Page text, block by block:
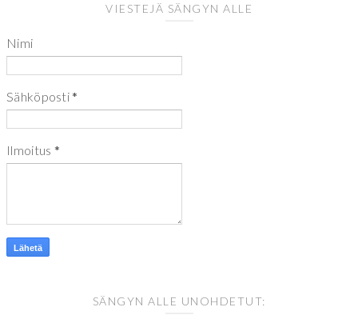
VIESTEJÄ SÄNGYN ALLE
Nimi
Sähköposti*
Ilmoitus *
SÄNGYN ALLE UNOHDETUT: